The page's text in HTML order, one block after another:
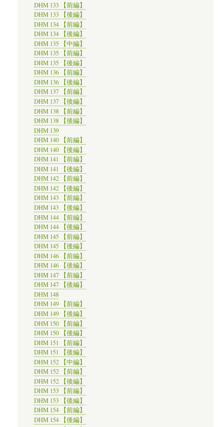
DHM 133 【前編】
DHM 133 【後編】
DHM 134 【前編】
DHM 134 【後編】
DHM 135 【中編】
DHM 135 【前編】
DHM 135 【後編】
DHM 136 【前編】
DHM 136 【後編】
DHM 137 【前編】
DHM 137 【後編】
DHM 138 【前編】
DHM 138 【後編】
DHM 139
DHM 140 【前編】
DHM 140 【後編】
DHM 141 【前編】
DHM 141 【後編】
DHM 142 【前編】
DHM 142 【後編】
DHM 143 【前編】
DHM 143 【後編】
DHM 144 【前編】
DHM 144 【後編】
DHM 145 【前編】
DHM 145 【後編】
DHM 146 【前編】
DHM 146 【後編】
DHM 147 【前編】
DHM 147 【後編】
DHM 148
DHM 149 【前編】
DHM 149 【後編】
DHM 150 【前編】
DHM 150 【後編】
DHM 151 【前編】
DHM 151 【後編】
DHM 152 【中編】
DHM 152 【前編】
DHM 152 【後編】
DHM 153 【前編】
DHM 153 【後編】
DHM 154 【前編】
DHM 154 【後編】